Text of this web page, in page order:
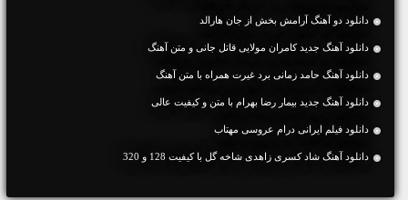
دانلود دو آهنگ آرامش بخش از جان هارالد
دانلود آهنگ جديد کامران مولایی قاتل جانی و متن آهنگ
دانلود آهنگ حامد زمانی برد غیرت همراه با متن آهنگ
دانلود آهنگ جديد بیمار رضا بهرام با متن و کیفیت عالی
دانلود فیلم ایرانی درام عروسی مهتاب
دانلود آهنگ شاد کسری زاهدی شاخه گل با کیفیت 128 و 320